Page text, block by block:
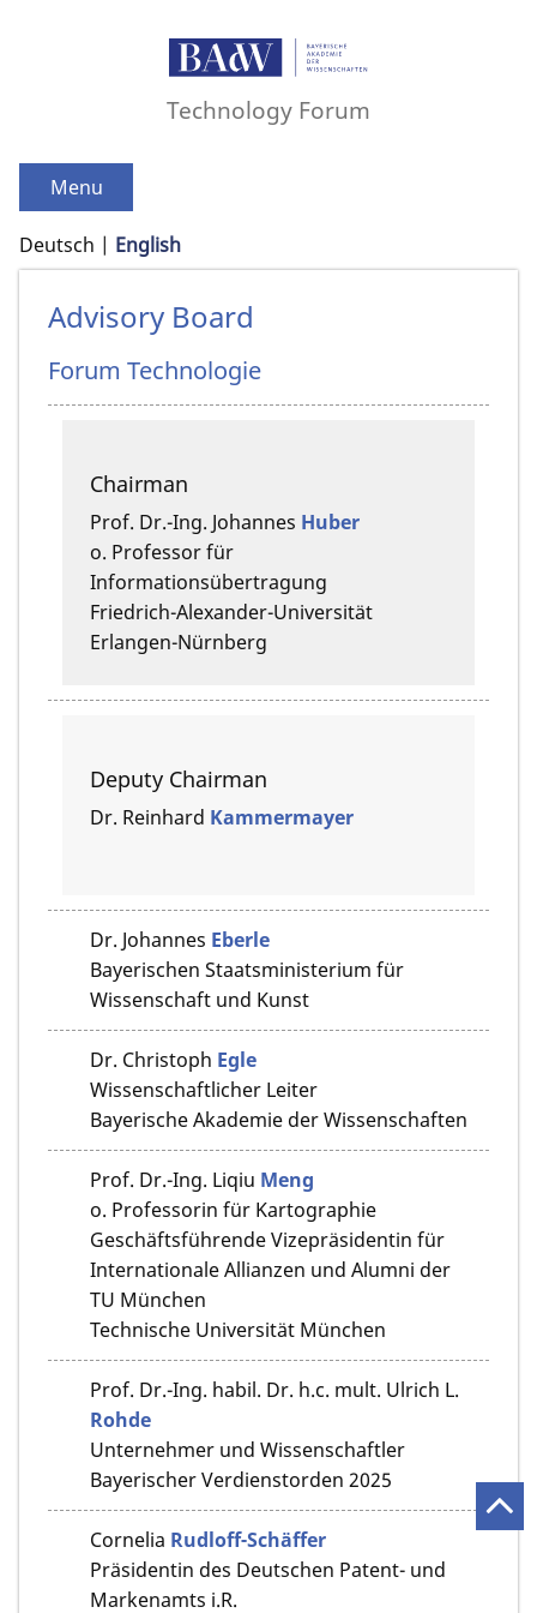
Technology Forum
Menu
Deutsch English
Advisory Board
Forum Technologie
Chairman
Prof. Dr.-Ing. Johannes Huber
o. Professor für
Informationsübertragung
Friedrich-Alexander-Universität
Erlangen-Nürnberg
Deputy Chairman
Dr. Reinhard Kammermayer
Dr. Johannes Eberle
Bayerischen Staatsministerium für
Wissenschaft und Kunst
Dr. Christoph Egle
Wissenschaftlicher Leiter
Bayerische Akademie der Wissenschaften
Prof. Dr.-Ing. Liqiu Meng
o. Professorin für Kartographie
Geschäftsführende Vizepräsidentin für
Internationale Allianzen und Alumni der
TU München
Technische Universität München
Prof. Dr.-Ing. habil. Dr. h.c. mult. Ulrich L.
Rohde
Unternehmer und Wissenschaftler
Bayerischer Verdienstorden 2025
Cornelia Rudloff-Schäffer
Präsidentin des Deutschen Patent- und
Markenamts i.R.